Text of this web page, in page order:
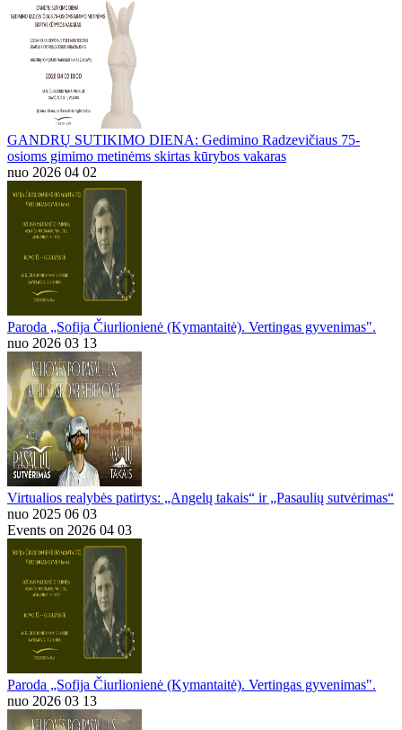
GANDRŲ SUTIKIMO DIENA: Gedimino Radzevičiaus 75-
osioms gimimo metinėms skirtas kūrybos vakaras
nuo 2026 04 02
Paroda „Sofija Čiurlionienė (Kymantaitė). Vertingas gyvenimas".
nuo 2026 03 13
Virtualios realybės patirtys: „Angelų takais“ ir „Pasaulių sutvėrimas“
nuo 2025 06 03
Events on 2026 04 03
Paroda „Sofija Čiurlionienė (Kymantaitė). Vertingas gyvenimas".
nuo 2026 03 13